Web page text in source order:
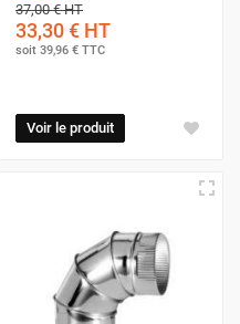
37,00 €HT
33,30 € HT
soit 39,96 € TTC
Voir le produit